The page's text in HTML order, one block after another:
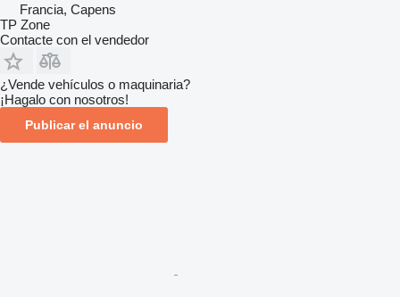
Francia, Capens
TP Zone
Contacte con el vendedor
¿Vende vehículos o maquinaria?
¡Hagalo con nosotros!
Publicar el anuncio